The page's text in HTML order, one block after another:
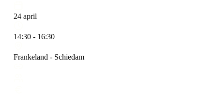
24 april
14:30 - 16:30
Frankeland - Schiedam